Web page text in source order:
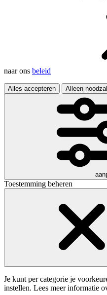
naar ons beleid
Alles accepteren Alleen
Toestemming beheren
Je kunt per categorie je
instellen. Lees meer informatie